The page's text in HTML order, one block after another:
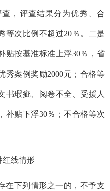
，评查结果分为优秀、合
等次比例不超过20％。二是
贴按基准标准上浮30％，省
秀案例奖励2000元；合格等
书瑕疵、阅卷不全、受援人
补贴下浮30％；不合格等次
红线情形
在下列情形之一的，不予支